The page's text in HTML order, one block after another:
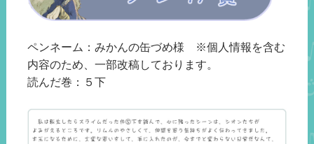
ペンネーム：みかんの缶づめ様 ※個人情報を含む
内容のため、一部改稿しております。
読んだ巻：５下